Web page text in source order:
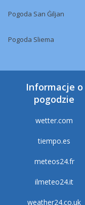
Pogoda San Ġiljan
Pogoda Sliema
Informacje o
pogodzie
wetter.com
tiempo.es
meteos24.fr
ilmeteo24.it
weather24.co.uk